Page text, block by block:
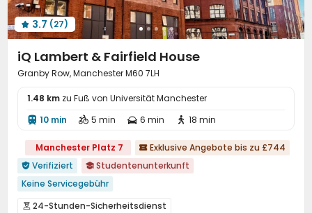
Gemeinschaftsküche Müllraum Halle
 Paketkasten  Fitnessstudio Spielezimmer
 Tanzraum Yoga-Raum Billardtisch
mülllagerbereich Dachterrasse
 3.7 (27)
iQ Lambert & Fairfield House
Granby Row, Manchester M60 7LH
1.48 km zu Fuß von Universität Manchester
 10 min  5 min  6 min  18 min
Manchester Platz 7  Exklusive Angebote bis zu £744
 Verifiziert  Studentenunterkunft
Keine Servicegebühr
Visum nicht genehmigt, Rücktritt möglich
 24-Stunden-Sicherheitsdienst